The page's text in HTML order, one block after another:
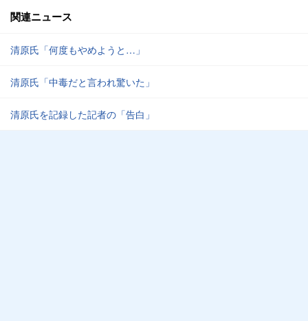
関連ニュース
清原氏「何度もやめようと…」
清原氏「中毒だと言われ驚いた」
清原氏を記録した記者の「告白」